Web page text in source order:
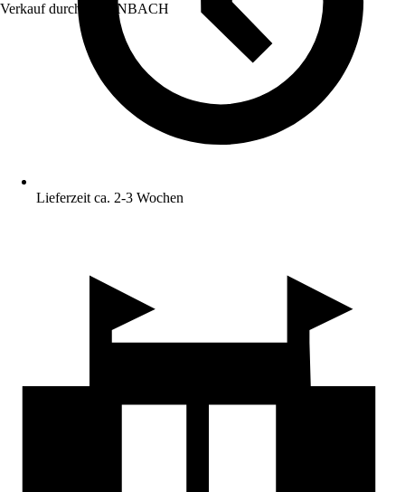
Verkauf durch: HORNBACH
Lieferzeit ca. 2-3 Wochen